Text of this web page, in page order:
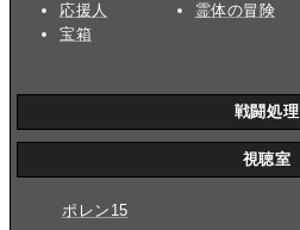
応援人
宝箱
霊体の冒険
戦闘処理
視聴室
ポレン15